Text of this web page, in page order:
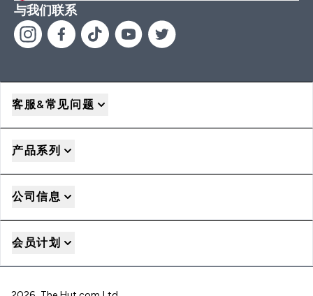
与我们联系
客服&常见问题
产品系列
公司信息
会员计划